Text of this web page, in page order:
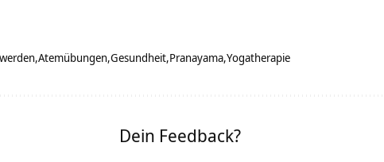
Atemübungen Gesundheit Pranayama Yogatherapie
Dein Feedback?